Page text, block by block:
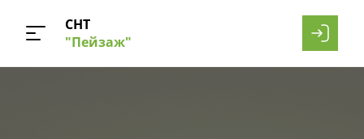
СНТ
"Пейзаж"